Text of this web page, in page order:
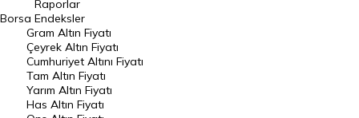
Dünya Borsaları
Raporlar
Endeksler
DÖVİZ
Borsa
Raporlar
Endeksler
Gram Altın Fiyatı
Çeyrek Altın Fiyatı
Cumhuriyet Altını Fiyatı
Tam Altın Fiyatı
Yarım Altın Fiyatı
Has Altın Fiyatı